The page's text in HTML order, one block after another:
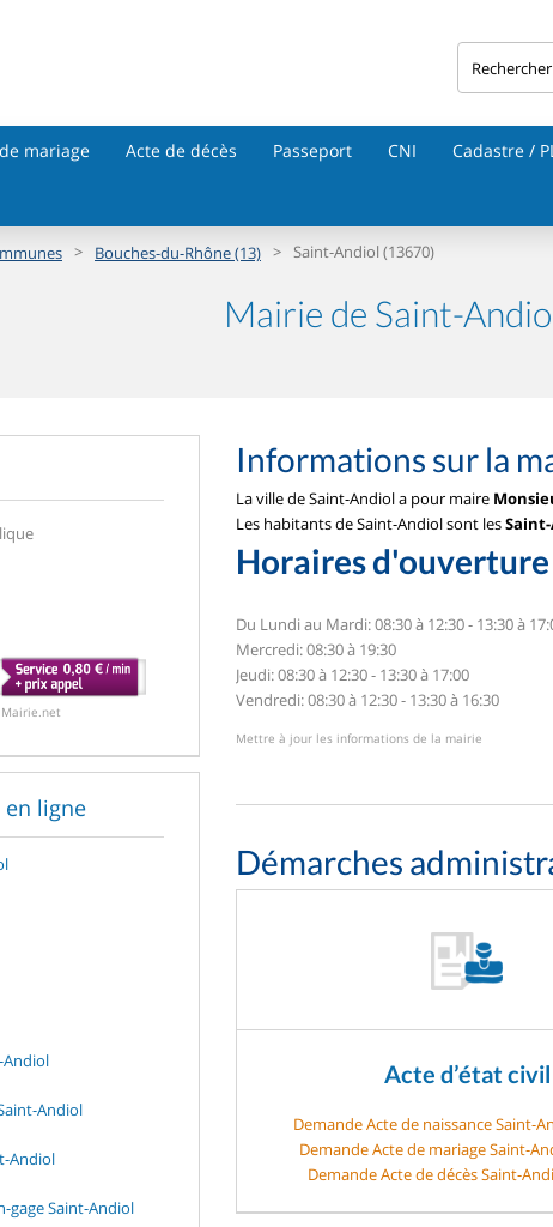
mariage Acte de décès Passeport CNI Cadastre /
> Bouches-du-Rhône (13) > Saint-Andiol (13670)
Mairie de Saint-
en ligne
Andiol
Andiol
Andiol
gage Saint-Andiol
Informations sur la
La ville de Saint-Andiol a pour maire
Les habitants de Saint-Andiol sont les
Horaires
Du Lundi au Mardi: 08:30 à 12:30 - 13:30 à
Mercredi: 08:30 à 19:30
Jeudi: 08:30 à 12:30 - 13:30 à 17:00
Vendredi: 08:30 à 12:30 - 13:30 à 16:30
Mettre à jour les informations de la mairie
Démarches
Acte d’état civil
Demande Acte de naissance Saint-
Demande Acte de mariage Saint-
Demande Acte de décès Saint-